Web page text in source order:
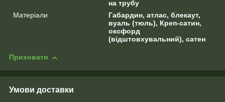
на трубу
Матеріали
Габардин, атлас, блекаут,
вуаль (тюль), Креп-сатин,
оксфорд
(відштовхувальний), сатен
Приховати
Умови доставки